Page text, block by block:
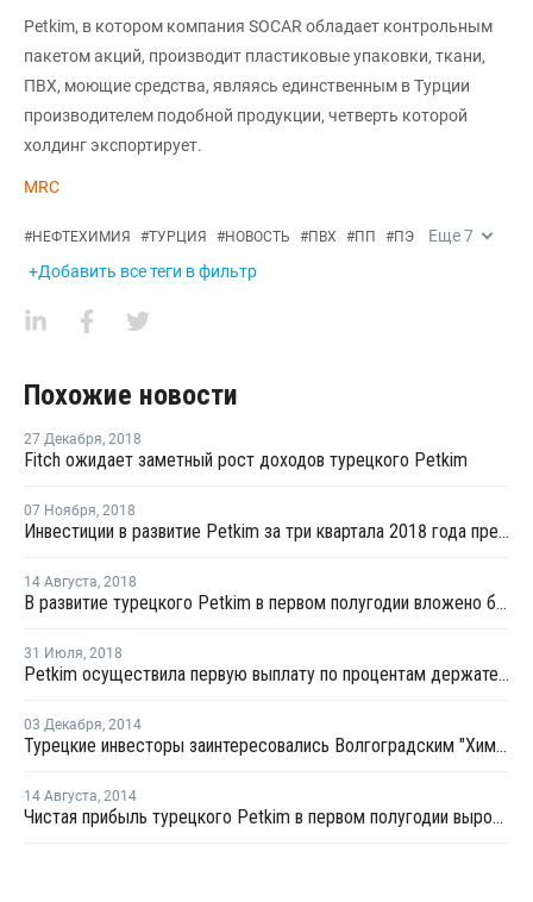
Petkim, в котором компания SOCAR обладает контрольным
пакетом акций, производит пластиковые упаковки, ткани,
ПВХ, моющие средства, являясь единственным в Турции
производителем подобной продукции, четверть которой
холдинг экспортирует.
MRC
#НЕФТЕХИМИЯ #ТУРЦИЯ #НОВОСТЬ #ПВХ #ПП #ПЭ Еще7
+Добавить все теги в фильтр
Похожие новости
27 Декабря, 2018
Fitch ожидает заметный рост доходов турецкого Petkim
07 Ноября, 2018
Инвестиции в развитие Petkim за три квартала 2018 года превысили USD67 млн
14 Августа, 2018
В развитие турецкого Petkim в первом полугодии вложено более USD33 млн
31 Июля, 2018
Petkim осуществила первую выплату по процентам держателям евробондов на USD500 млн
03 Декабря, 2014
Турецкие инвесторы заинтересовались Волгоградским "Химпромом"
14 Августа, 2014
Чистая прибыль турецкого Petkim в первом полугодии выросла в одиннадцать раз